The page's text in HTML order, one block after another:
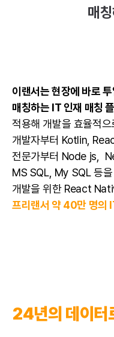
매
이랜서는 현장에 바로
매칭하는 IT 인재 매칭
적용해 개발을 효율적
개발자부터 Kotlin
전문가부터 Node js
MS SQL, My SQL등을
개발을 위한 React
프리랜서 약 40만 명의
24년의 데이터